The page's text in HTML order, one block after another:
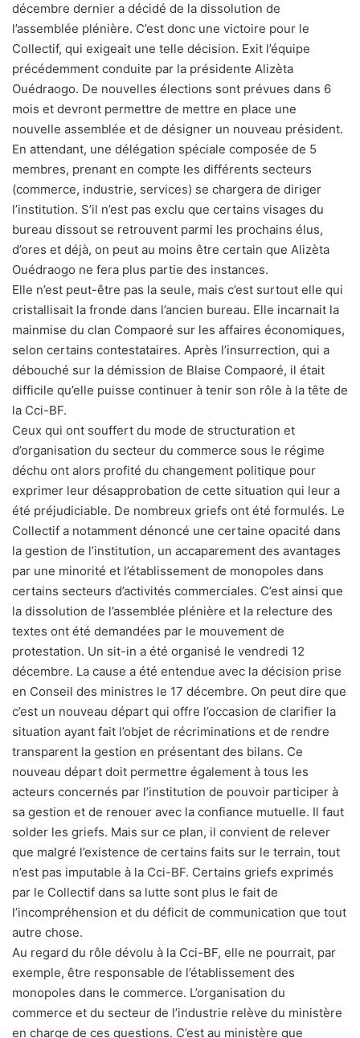
décembre dernier a décidé de la dissolution de
l’assemblée plénière. C’est donc une victoire pour le
Collectif, qui exigeait une telle décision. Exit l’équipe
précédemment conduite par la présidente Alizèta
Ouédraogo. De nouvelles élections sont prévues dans 6
mois et devront permettre de mettre en place une
nouvelle assemblée et de désigner un nouveau président.
En attendant, une délégation spéciale composée de 5
membres, prenant en compte les différents secteurs
(commerce, industrie, services) se chargera de diriger
l’institution. S’il n’est pas exclu que certains visages du
bureau dissout se retrouvent parmi les prochains élus,
d’ores et déjà, on peut au moins être certain que Alizèta
Ouédraogo ne fera plus partie des instances.
Elle n’est peut-être pas la seule, mais c’est surtout elle qui
cristallisait la fronde dans l’ancien bureau. Elle incarnait la
mainmise du clan Compaoré sur les affaires économiques,
selon certains contestataires. Après l’insurrection, qui a
débouché sur la démission de Blaise Compaoré, il était
difficile qu’elle puisse continuer à tenir son rôle à la tête de
la Cci-BF.
Ceux qui ont souffert du mode de structuration et
d’organisation du secteur du commerce sous le régime
déchu ont alors profité du changement politique pour
exprimer leur désapprobation de cette situation qui leur a
été préjudiciable. De nombreux griefs ont été formulés. Le
Collectif a notamment dénoncé une certaine opacité dans
la gestion de l’institution, un accaparement des avantages
par une minorité et l’établissement de monopoles dans
certains secteurs d’activités commerciales. C’est ainsi que
la dissolution de l’assemblée plénière et la relecture des
textes ont été demandées par le mouvement de
protestation. Un sit-in a été organisé le vendredi 12
décembre. La cause a été entendue avec la décision prise
en Conseil des ministres le 17 décembre. On peut dire que
c’est un nouveau départ qui offre l’occasion de clarifier la
situation ayant fait l’objet de récriminations et de rendre
transparent la gestion en présentant des bilans. Ce
nouveau départ doit permettre également à tous les
acteurs concernés par l’institution de pouvoir participer à
sa gestion et de renouer avec la confiance mutuelle. Il faut
solder les griefs. Mais sur ce plan, il convient de relever
que malgré l’existence de certains faits sur le terrain, tout
n’est pas imputable à la Cci-BF. Certains griefs exprimés
par le Collectif dans sa lutte sont plus le fait de
l’incompréhension et du déficit de communication que tout
autre chose.
Au regard du rôle dévolu à la Cci-BF, elle ne pourrait, par
exemple, être responsable de l’établissement des
monopoles dans le commerce. L’organisation du
commerce et du secteur de l’industrie relève du ministère
en charge de ces questions. C’est au ministère que